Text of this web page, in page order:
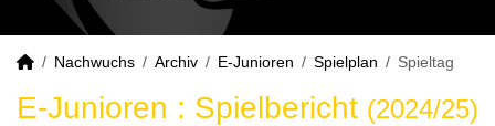
Nachwuchs Archiv E-Junioren Spielplan Spieltag
E-Junioren : Spielbericht (2024/25)